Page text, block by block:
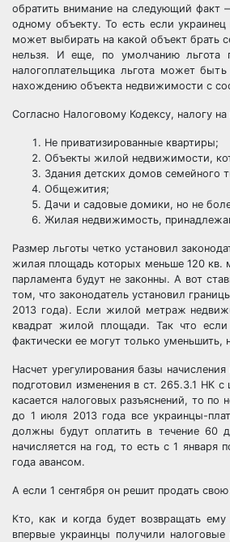
обратить внимание на следующий факт
одному объекту. То есть если
может выбирать на какой объект брать
нельзя. И еще, по умолчанию льгота
налогоплательщика льгота может
нахождению объекта недвижимости с
Согласно Налоговому Кодексу, налогу
Не приватизированные квартиры;
Объекты жилой недвижимости,
Здания детских домов семейного
Общежития;
Дачи и садовые домики, но не
Жилая недвижимость,
Размер льготы четко установил
жилая площадь которых меньше 120 кв.
парламента будут не законны. А вот
том, что законодатель установил
2013 года). Если жилой метраж
квадрат жилой площади. Так что
фактически ее могут только уменьшить,
Насчет урегулирования базы
подготовил изменения в ст. 265.3.1 НК
касается налоговых разъяснений, то
до 1 июля 2013 года все украинцы-
должны будут оплатить в течение 60
начисляется на год, то есть с 1 января
года авансом.
А если 1 сентября он решит продать
Кто, как и когда будет возвращать
впервые украинцы получили